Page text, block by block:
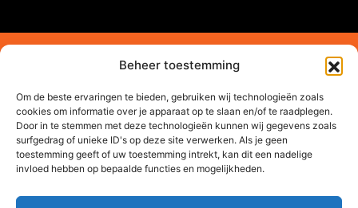
Beheer toestemming
Om de beste ervaringen te bieden, gebruiken wij technologieën zoals
cookies om informatie over je apparaat op te slaan en/of te raadplegen.
Door in te stemmen met deze technologieën kunnen wij gegevens zoals
surfgedrag of unieke ID's op deze site verwerken. Als je geen
toestemming geeft of uw toestemming intrekt, kan dit een nadelige
invloed hebben op bepaalde functies en mogelijkheden.
Website gemaakt doorArkdesign.nl